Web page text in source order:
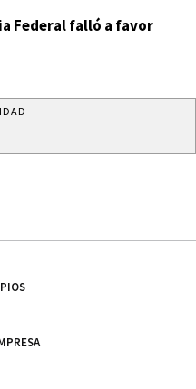
Federal falló a favor